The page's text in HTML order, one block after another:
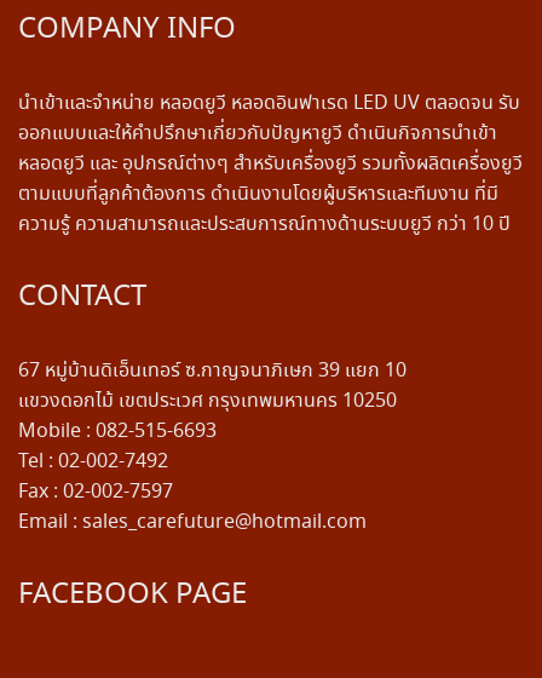
COMPANY INFO
นำเข้าและจำหน่าย หลอดยูวี หลอดอินฟาเรด LED UV ตลอดจน รับ
ออกแบบและให้คำปรึกษาเกี่ยวกับปัญหายูวี ดำเนินกิจการนำเข้า
หลอดยูวี และ อุปกรณ์ต่างๆ สำหรับเครื่องยูวี รวมทั้งผลิตเครื่องยูวี
ตามแบบที่ลูกค้าต้องการ ดำเนินงานโดยผู้บริหารและทีมงาน ที่มี
ความรู้ ความสามารถและประสบการณ์ทางด้านระบบยูวี กว่า 10 ปี
CONTACT
67 หมู่บ้านดิเอ็นเทอร์ ซ.กาญจนาภิเษก 39 แยก 10
แขวงดอกไม้ เขตประเวศ กรุงเทพมหานคร 10250
Mobile : 082-515-6693
Tel : 02-002-7492
Fax : 02-002-7597
Email : sales_carefuture@hotmail.com
FACEBOOK PAGE